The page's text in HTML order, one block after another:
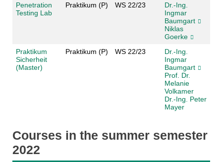
Penetration
Testing Lab
Praktikum (P) WS 22/23
Dr.-Ing.
Ingmar
Baumgart
Niklas
Goerke
Praktikum
Sicherheit
(Master)
Praktikum (P) WS 22/23
Dr.-Ing.
Ingmar
Baumgart
Prof. Dr.
Melanie
Volkamer
Dr.-Ing. Peter
Mayer
Courses in the summer semester
2022